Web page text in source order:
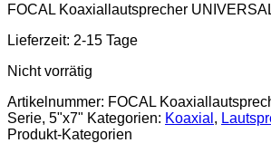
FOCAL Koaxiallautsprecher
Lieferzeit: 2-15 Tage
Nicht vorrätig
Artikelnummer: FOCAL
Serie, 5"x7" Kategorien: Koaxial ,
Produkt-Kategorien